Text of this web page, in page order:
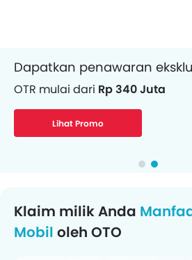
Dapatkan pinjaman dana
Angsuran mulai dari
Rp 7,99 Juta/bulan
Klaim milik Anda
Mobil oleh OTO